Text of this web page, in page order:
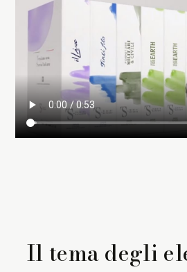
Il tema degli
NOVITÀ